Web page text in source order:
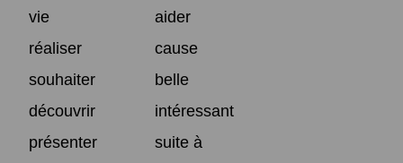
vie
aider
réaliser
cause
souhaiter
belle
découvrir
intéressant
présenter
suite à